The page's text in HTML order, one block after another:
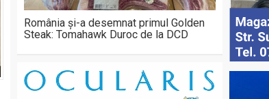
România și-a desemnat primul Golden
Steak: Tomahawk Duroc de la DCD